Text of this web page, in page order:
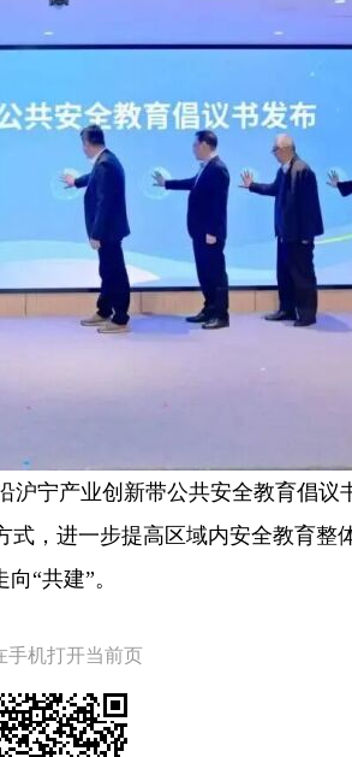
宁产业创新带公共安全教育倡议
，进一步提高区域内安全教育整
“共建”。
手机打开当前页